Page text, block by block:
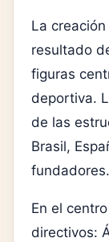
La
resultado
figuras
deportiva.
de las
Brasil,
fundadores.
En el
directivos: